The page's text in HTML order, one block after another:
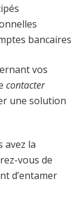
bancaires
vos
contacter
une solution
avez la
vous de
d’entamer